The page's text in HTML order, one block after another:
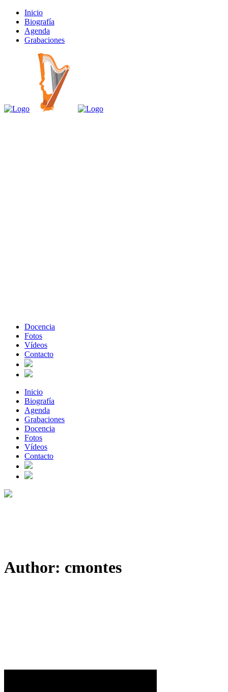
Inicio
Biografía
Agenda
Grabaciones
Docencia
Fotos
Vídeos
Contacto
Inicio
Biografía
Agenda
Grabaciones
Docencia
Fotos
Vídeos
Contacto
Author: cmontes